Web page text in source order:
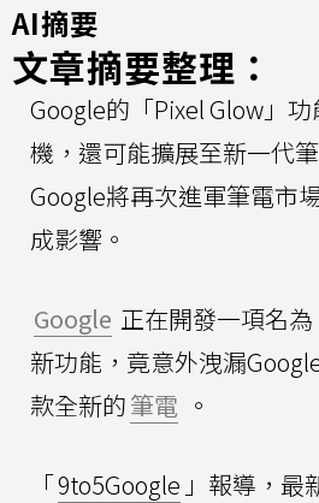
AI摘要
文章摘要整理：
Google的「Pixel Glow」
機，還可能擴展至新一代
Google將再次進軍筆電市
成影響。
Google 正在開發一項名
新功能，竟意外洩漏
款全新的筆電 。
「9to5Google 」報導，最